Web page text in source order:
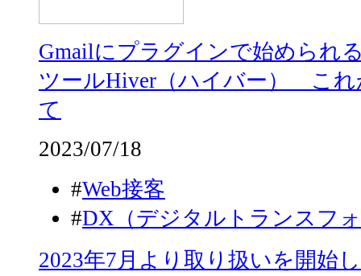
Gmailにプラグインで始められ
ツールHiver（ハイバー） これ
て
2023/07/18
#Web接客
#DX（デジタルトランスフ
2023年7月より取り扱いを開始